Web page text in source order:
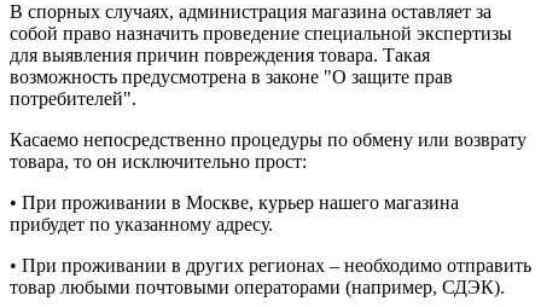
В спорных случаях, администрация магазина оставляет за
собой право назначить проведение специальной экспертизы
для выявления причин повреждения товара. Такая
возможность предусмотрена в законе "О защите прав
потребителей".
Касаемо непосредственно процедуры по обмену или возврату
товара, то он исключительно прост:
• При проживании в Москве, курьер нашего магазина
прибудет по указанному адресу.
• При проживании в других регионах – необходимо отправить
товар любыми почтовыми операторами (например, СДЭК).